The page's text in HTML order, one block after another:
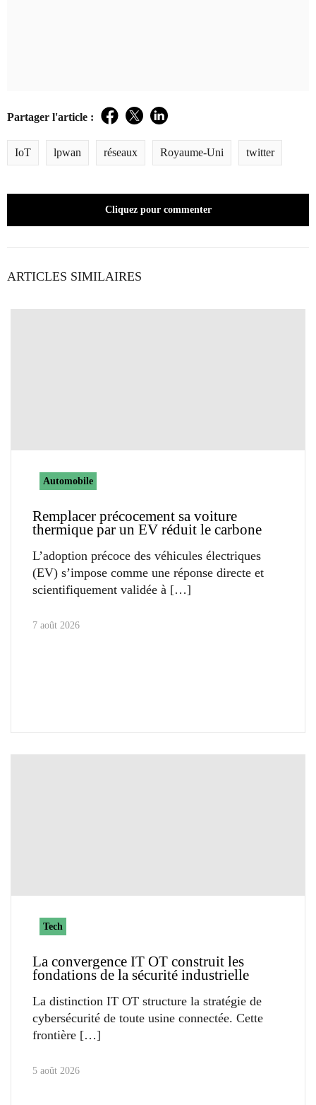
Partager l'article : Facebook
TwitterLinkedIn
IoT lpwan réseaux Royaume-Uni twitter
Cliquez pour commenter
ARTICLES SIMILAIRES
Automobile
Remplacer précocement sa voiture
thermique par un EV réduit le carbone
L’adoption précoce des véhicules électriques
(EV) s’impose comme une réponse directe et
scientifiquement validée à
7 août 2026
Tech
La convergence IT OT construit les
fondations de la sécurité industrielle
La distinction IT OT structure la stratégie de
cybersécurité de toute usine connectée. Cette
frontière
5 août 2026